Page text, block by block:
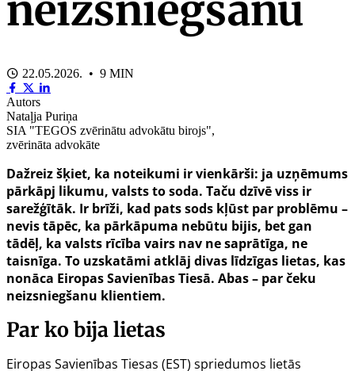
22.05.2026. • 9 MIN
Autors
Nataļja Puriņa
SIA "TEGOS zvērinātu advokātu birojs",
zvērināta advokāte
Dažreiz šķiet, ka noteikumi ir vienkārši: ja uzņēmums
pārkāpj likumu, valsts to soda. Taču dzīvē viss ir
sarežģītāk. Ir brīži, kad pats sods kļūst par problēmu –
nevis tāpēc, ka pārkāpuma nebūtu bijis, bet gan
tādēļ, ka valsts rīcība vairs nav ne saprātīga, ne
taisnīga. To uzskatāmi atklāj divas līdzīgas lietas, kas
nonāca Eiropas Savienības Tiesā. Abas – par čeku
neizsniegšanu klientiem.
Par ko bija lietas
Eiropas Savienības Tiesas (EST) spriedumos lietās